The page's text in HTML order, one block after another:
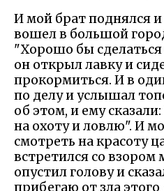
И мой брат поднялся
вошел в большой
"Хорошо бы
он открыл лавку и
прокормиться. И в
по делу и услышал
об этом, и ему
на охоту и ловлю". И
смотреть на красоту
встретился со взором
опустил голову и
прибегаю от зла